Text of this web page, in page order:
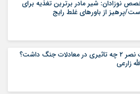
نوزادان: شیر مادر برترین تغذیه برای
پرهیز از باورهای غلط رایج
عملیات نصر ۲ چه تاثیری در معادلات جنگ داشت؟
زارعی